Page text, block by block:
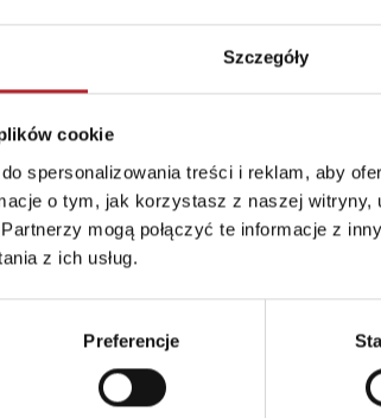
Szczegóły
cookie
spersonalizowania treści i reklam, aby
o tym, jak korzystasz z naszej witryny,
mogą połączyć te informacje z
z ich usług.
Preferencje
Kod EAN
Data premiery
Strony
176
Rodzaj
Okładka